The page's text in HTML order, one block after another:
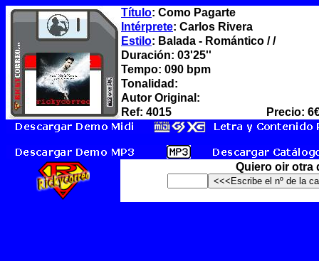
Título: Como Pagarte
Intérprete: Carlos Rivera
Estilo: Balada - Romántico / /
Duración: 03'25''
Tempo: 090 bpm
Tonalidad:
Autor Original:
Ref: 4015
Precio:
Quiero oir otra